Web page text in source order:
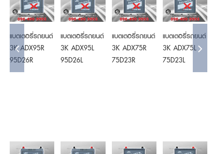
แบตเตอรี่รถยนต์
3K ADX95R
95D26R
Details
แบตเตอรี่รถยนต์
3K ADX95L
95D26L
Details
แบตเตอรี่รถยนต์
3K ADX75R
75D23R
Details
แบตเตอรี่รถยนต์
3K ADX75L
75D23L
Details